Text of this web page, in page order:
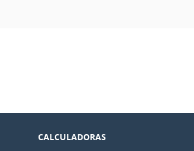
CALCULADORAS